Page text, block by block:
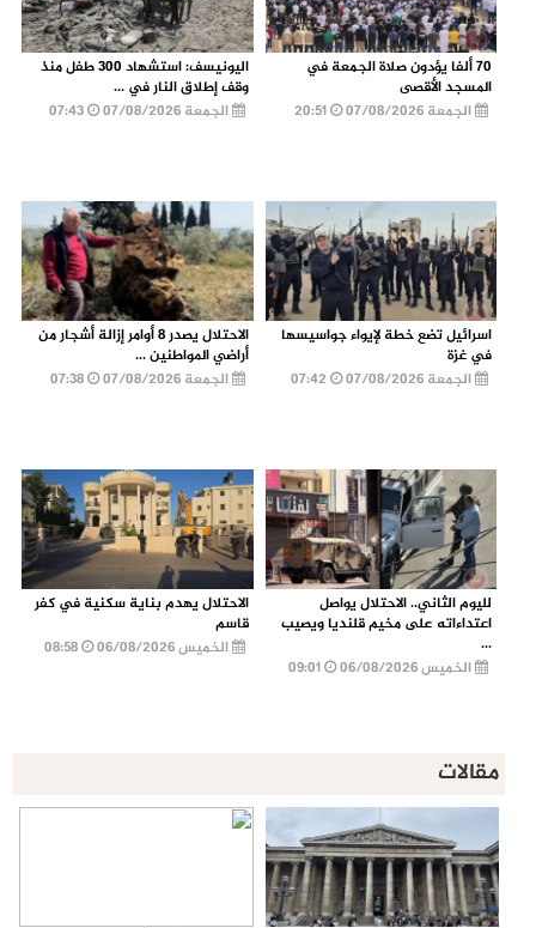
70 ألفا يؤدون صلاة الجمعة في
المسجد الأقصى
الجمعة 07/08/2026
اليونيسف: استشهاد 300 طفل منذ
وقف إطلاق النار في ...
الجمعة 07/08/2026
07:43
اسرائيل تضع خطة لإيواء جواسيسها
في غزة
الجمعة 07/08/2026
الاحتلال يصدر 8 أوامر إزالة أشجار من
أراضي المواطنين ...
الجمعة 07/08/2026
07:38
لليوم الثاني.. الاحتلال يواصل
اعتداءاته على مخيم قلنديا ويصيب
...
الخميس 06/08/2026
الاحتلال يهدم بناية سكنية في كفر
قاسم
الخميس 06/08/2026
08:58
مقالات